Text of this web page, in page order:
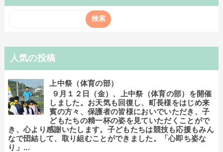
人気の投稿
上中祭（体育の部）
９月１２日（金）、上中祭（体育の部）を開催
しました。お天気も回復し、町長様をはじめ来
賓の方々、保護者の皆様においでいただき、子
どもたちの精一杯の姿を見ていただくことがで
き、心より感謝いたします。子どもたちは競技も応援もみん
なで団結して、取り組むことができました。「心即ち姿な
り」...